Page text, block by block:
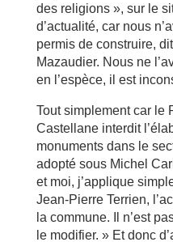
des religions », sur le
d’actualité, car nous
permis de construire,
Mazaudier. Nous ne
en l’espèce, il est
Tout simplement car le
Castellane interdit
monuments dans le
adopté sous Michel
et moi, j’applique
Jean-Pierre Terrien,
la commune. Il n’est
le modifier. » Et donc